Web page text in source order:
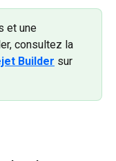
et une
consultez la
Builder sur